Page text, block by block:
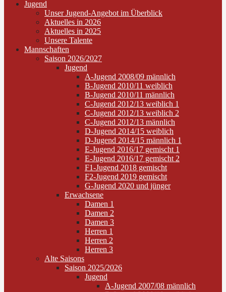
Jugend
Unser Jugend-Angebot im Überblick
Aktuelles in 2026
Aktuelles in 2025
Unsere Talente
Mannschaften
Saison 2026/2027
Jugend
A-Jugend 2008/09 männlich
B-Jugend 2010/11 weiblich
B-Jugend 2010/11 männlich
C-Jugend 2012/13 weiblich 1
C-Jugend 2012/13 weiblich 2
C-Jugend 2012/13 männlich
D-Jugend 2014/15 weiblich
D-Jugend 2014/15 männlich 1
E-Jugend 2016/17 gemischt 1
E-Jugend 2016/17 gemischt 2
F1-Jugend 2018 gemischt
F2-Jugend 2019 gemischt
G-Jugend 2020 und jünger
Erwachsene
Damen 1
Damen 2
Damen 3
Herren 1
Herren 2
Herren 3
Alte Saisons
Saison 2025/2026
Jugend
A-Jugend 2007/08 männlich